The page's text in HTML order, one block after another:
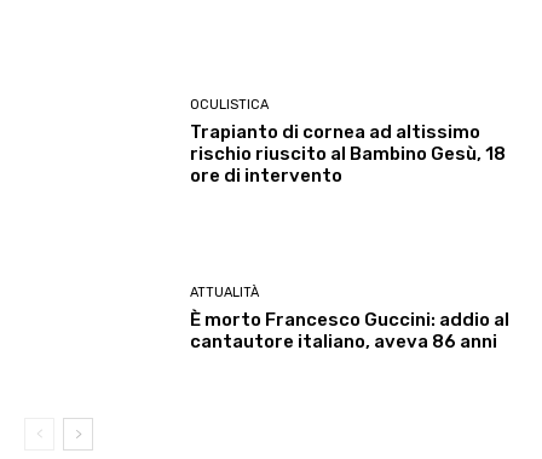
OCULISTICA
Trapianto di cornea ad altissimo
rischio riuscito al Bambino Gesù, 18
ore di intervento
ATTUALITÀ
È morto Francesco Guccini: addio al
cantautore italiano, aveva 86 anni